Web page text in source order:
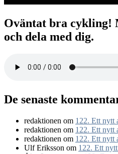
Oväntat bra cykling!
och dela med dig.
De senaste
redaktionen om 122. Ett nytt
redaktionen om 122. Ett nytt
redaktionen om 122. Ett nytt
Ulf Eriksson om 122. Ett